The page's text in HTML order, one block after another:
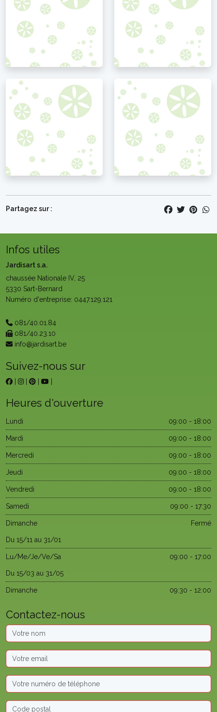
Partagez sur :
Infos utiles
Jardisart s.a.
chaussée Nationale IV, 25
5330 Sart-Bernard
Numéro d'entreprise: 0447.129.121
081/40.01.84
081/40.23.10
info@jardisart.be
Suivez-nous sur
Heures d'ouverture
Lundi 09:00 - 18:00
Mardi 09:00 - 18:00
Mercredi 09:00 - 18:00
Jeudi 09:00 - 18:00
Vendredi 09:00 - 18:00
Samedi 09:00 - 17:30
Dimanche Fermé
Du 15/11 au 31/01
Lu/Me/Je/Ve/Sa 09:00 - 17:00
Du 15/03 au 31/05
Dimanche 09:30 - 12:00
Contactez-nous